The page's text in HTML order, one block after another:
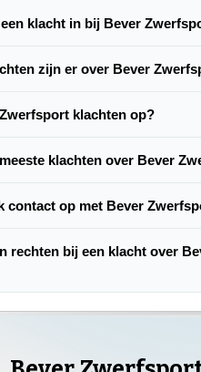
klacht in bij Bever
zijn er over Bever
klachten op?
klachten over Bever
contact op met Bever
rechten bij een klacht over